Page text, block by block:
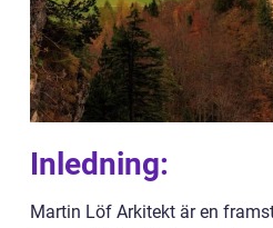
Inledning:
Martin Löf Arkitekt är en